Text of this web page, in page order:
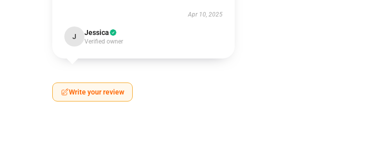
Apr 10, 2025
J Jessica
Verified owner
Write your review